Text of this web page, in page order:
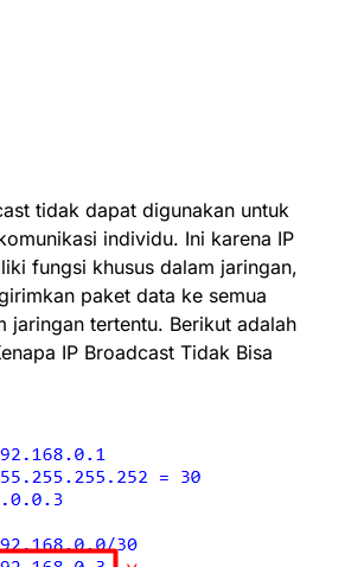
tidak dapat digunakan untuk
individu. Ini karena IP
fungsi khusus dalam jaringan,
paket data ke semua
jaringan tertentu. Berikut adalah
IP Broadcast Tidak Bisa